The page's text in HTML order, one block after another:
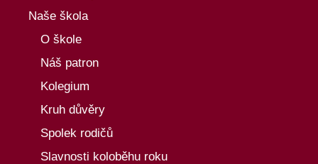
Naše škola
O škole
Náš patron
Kolegium
Kruh důvěry
Spolek rodičů
Slavnosti koloběhu roku